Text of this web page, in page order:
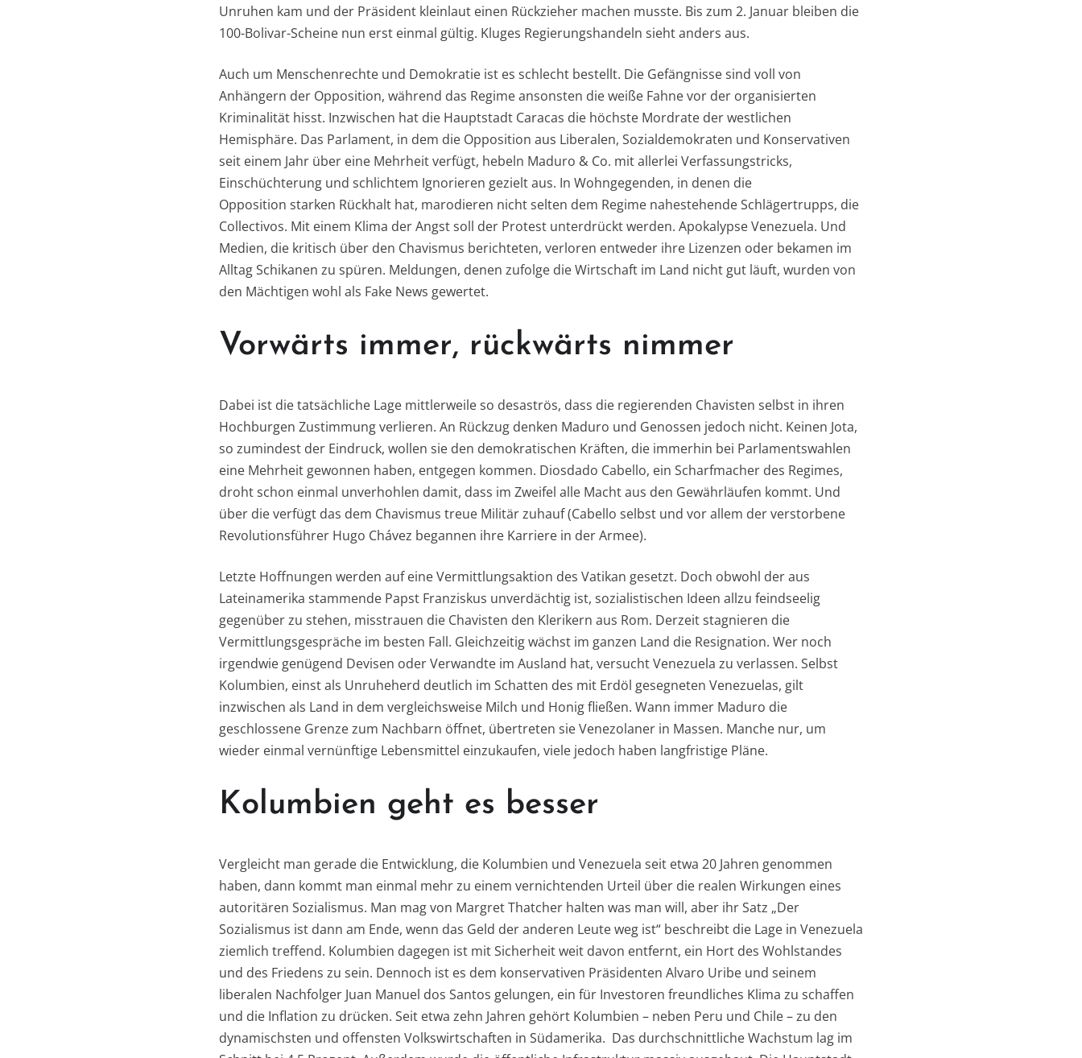
Unruhen kam und der Präsident kleinlaut einen Rückzieher machen musste. Bis zum 2. Januar bleiben die
100-Bolivar-Scheine nun erst einmal gültig. Kluges Regierungshandeln sieht anders aus.
Auch um Menschenrechte und Demokratie ist es schlecht bestellt. Die Gefängnisse sind voll von
Anhängern der Opposition, während das Regime ansonsten die weiße Fahne vor der organisierten
Kriminalität hisst. Inzwischen hat die Hauptstadt Caracas die höchste Mordrate der westlichen
Hemisphäre. Das Parlament, in dem die Opposition aus Liberalen, Sozialdemokraten und Konservativen
seit einem Jahr über eine Mehrheit verfügt, hebeln Maduro & Co. mit allerlei Verfassungstricks,
Einschüchterung und schlichtem Ignorieren gezielt aus. In Wohngegenden, in denen die
Opposition starken Rückhalt hat, marodieren nicht selten dem Regime nahestehende Schlägertrupps, die
Collectivos. Mit einem Klima der Angst soll der Protest unterdrückt werden. Apokalypse Venezuela. Und
Medien, die kritisch über den Chavismus berichteten, verloren entweder ihre Lizenzen oder bekamen im
Alltag Schikanen zu spüren. Meldungen, denen zufolge die Wirtschaft im Land nicht gut läuft, wurden von
den Mächtigen wohl als Fake News gewertet.
Vorwärts immer, rückwärts nimmer
Dabei ist die tatsächliche Lage mittlerweile so desaströs, dass die regierenden Chavisten selbst in ihren
Hochburgen Zustimmung verlieren. An Rückzug denken Maduro und Genossen jedoch nicht. Keinen Jota,
so zumindest der Eindruck, wollen sie den demokratischen Kräften, die immerhin bei Parlamentswahlen
eine Mehrheit gewonnen haben, entgegen kommen. Diosdado Cabello, ein Scharfmacher des Regimes,
droht schon einmal unverhohlen damit, dass im Zweifel alle Macht aus den Gewährläufen kommt. Und
über die verfügt das dem Chavismus treue Militär zuhauf (Cabello selbst und vor allem der verstorbene
Revolutionsführer Hugo Chávez begannen ihre Karriere in der Armee).
Letzte Hoffnungen werden auf eine Vermittlungsaktion des Vatikan gesetzt. Doch obwohl der aus
Lateinamerika stammende Papst Franziskus unverdächtig ist, sozialistischen Ideen allzu feindseelig
gegenüber zu stehen, misstrauen die Chavisten den Klerikern aus Rom. Derzeit stagnieren die
Vermittlungsgespräche im besten Fall. Gleichzeitig wächst im ganzen Land die Resignation. Wer noch
irgendwie genügend Devisen oder Verwandte im Ausland hat, versucht Venezuela zu verlassen. Selbst
Kolumbien, einst als Unruheherd deutlich im Schatten des mit Erdöl gesegneten Venezuelas, gilt
inzwischen als Land in dem vergleichsweise Milch und Honig fließen. Wann immer Maduro die
geschlossene Grenze zum Nachbarn öffnet, übertreten sie Venezolaner in Massen. Manche nur, um
wieder einmal vernünftige Lebensmittel einzukaufen, viele jedoch haben langfristige Pläne.
Kolumbien geht es besser
Vergleicht man gerade die Entwicklung, die Kolumbien und Venezuela seit etwa 20 Jahren genommen
haben, dann kommt man einmal mehr zu einem vernichtenden Urteil über die realen Wirkungen eines
autoritären Sozialismus. Man mag von Margret Thatcher halten was man will, aber ihr Satz „Der
Sozialismus ist dann am Ende, wenn das Geld der anderen Leute weg ist“ beschreibt die Lage in Venezuela
ziemlich treffend. Kolumbien dagegen ist mit Sicherheit weit davon entfernt, ein Hort des Wohlstandes
und des Friedens zu sein. Dennoch ist es dem konservativen Präsidenten Alvaro Uribe und seinem
liberalen Nachfolger Juan Manuel dos Santos gelungen, ein für Investoren freundliches Klima zu schaffen
und die Inflation zu drücken. Seit etwa zehn Jahren gehört Kolumbien – neben Peru und Chile – zu den
dynamischsten und offensten Volkswirtschaften in Südamerika. Das durchschnittliche Wachstum lag im